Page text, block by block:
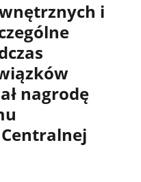
i
nagrodę